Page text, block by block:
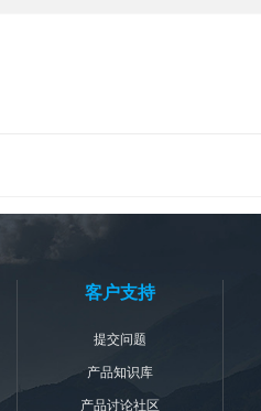
客户支持
提交问题
产品知识库
产品讨论社区